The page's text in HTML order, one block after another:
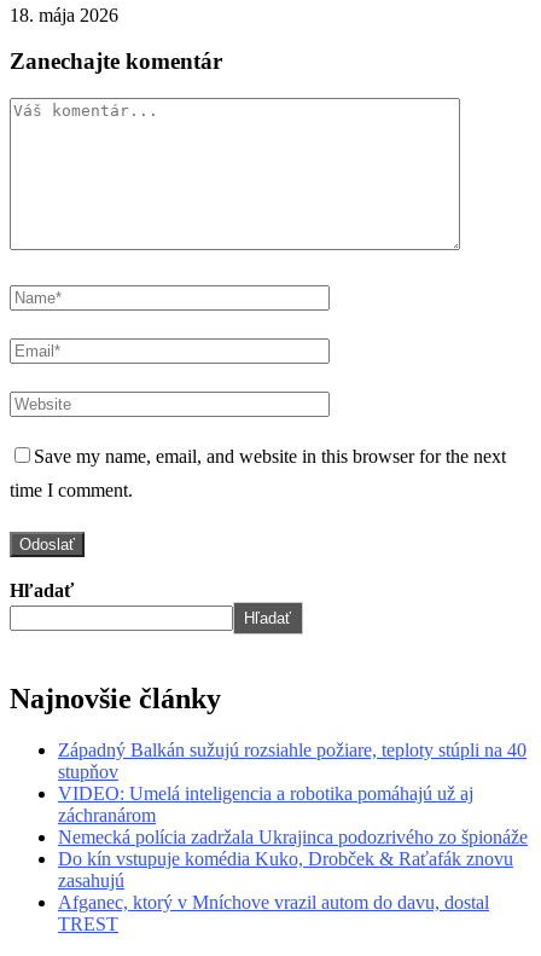
18. mája 2026
Zanechajte komentár
Save my name, email, and website in this browser for the next
time I comment.
Hľadať
Hľadať
Najnovšie články
Západný Balkán sužujú rozsiahle požiare, teploty stúpli na 40
stupňov
VIDEO: Umelá inteligencia a robotika pomáhajú už aj
záchranárom
Nemecká polícia zadržala Ukrajinca podozrivého zo špionáže
Do kín vstupuje komédia Kuko, Drobček & Raťafák znovu
zasahujú
Afganec, ktorý v Mníchove vrazil autom do davu, dostal
TREST